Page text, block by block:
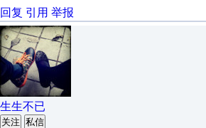
回复 引用 举报
生生不已
关注 私信